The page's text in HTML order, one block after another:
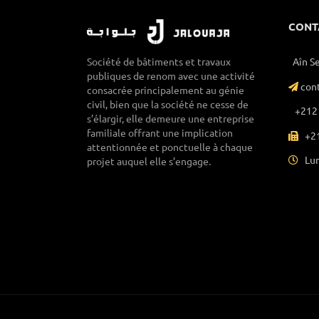
Société de bâtiments et travaux
publiques de renom avec une activité
consacrée principalement au génie
civil, bien que la société ne cesse de
s’élargir, elle demeure une entreprise
familiale offrant une implication
attentionnée et ponctuelle à chaque
projet auquel elle s’engage.
Aîn